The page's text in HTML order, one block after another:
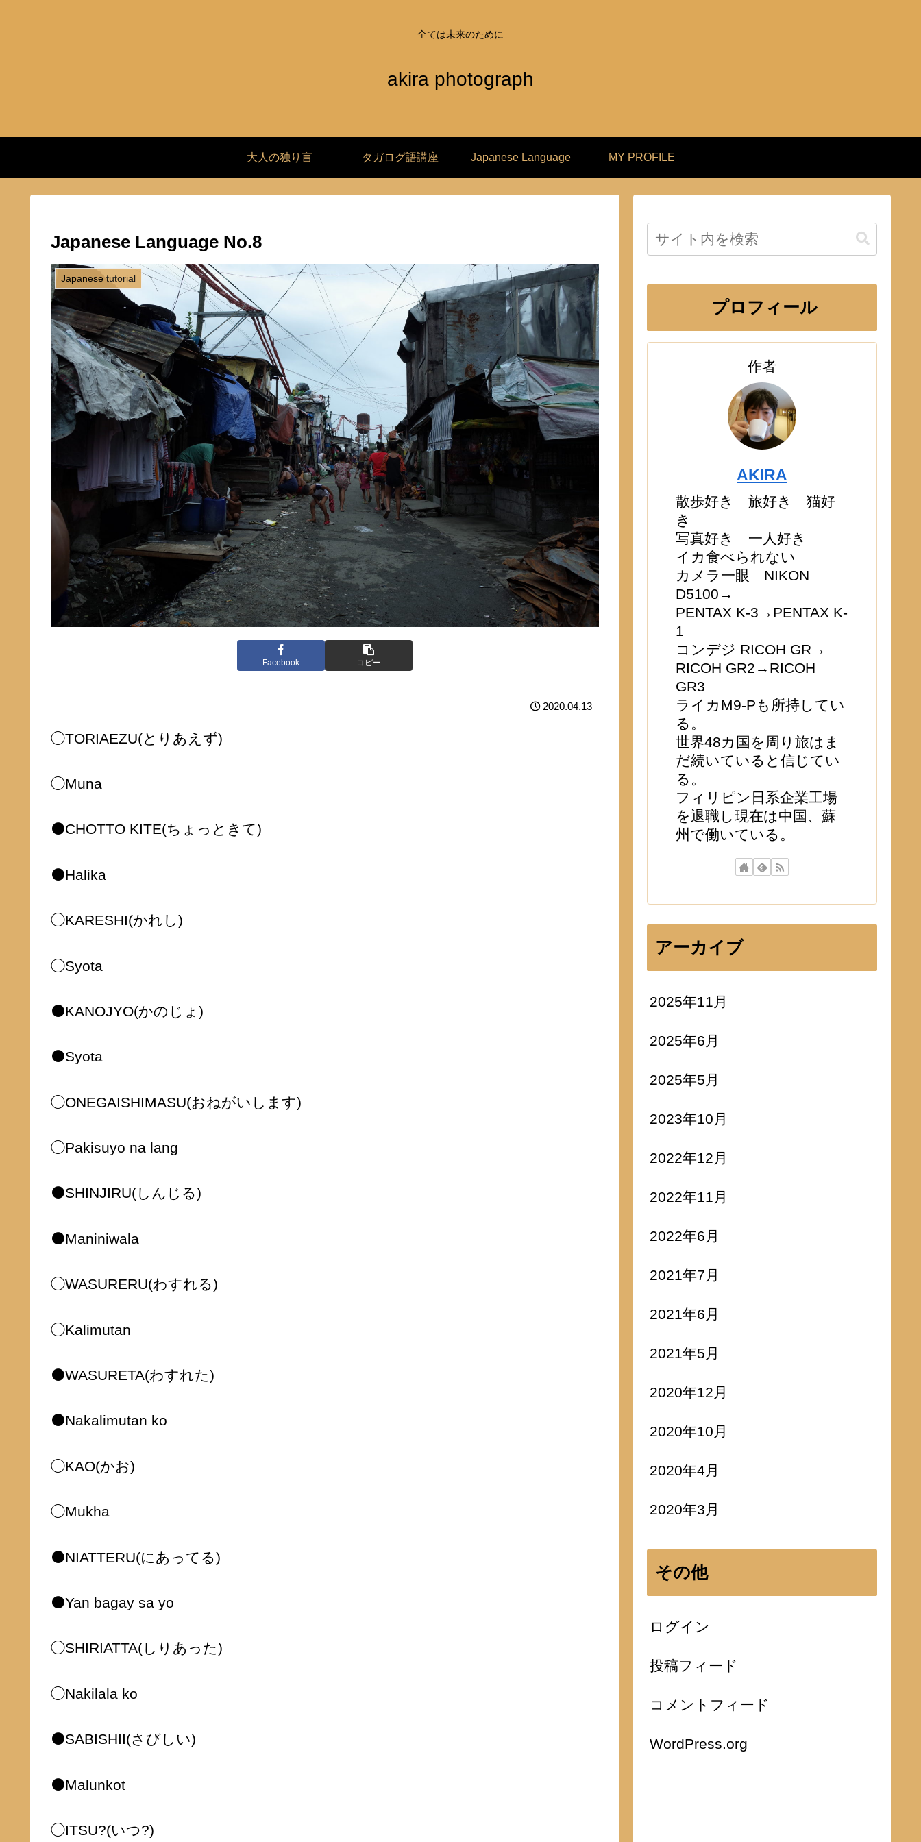
全ては未来のために
akira photograph
大人の独り言 タガログ語講座 Japanese Language MY PROFILE
Japanese Language No.8
Japanese tutorial
Facebook コピー
2020.04.13
◯TORIAEZU(とりあえず)
◯Muna
⚫️CHOTTO KITE(ちょっときて)
⚫️Halika
◯KARESHI(かれし)
◯Syota
⚫️KANOJYO(かのじょ)
⚫️Syota
◯ONEGAISHIMASU(おねがいします)
◯Pakisuyo na lang
⚫️SHINJIRU(しんじる)
⚫️Maniniwala
◯WASURERU(わすれる)
◯Kalimutan
⚫️WASURETA(わすれた)
⚫️Nakalimutan ko
◯KAO(かお)
◯Mukha
⚫️NIATTERU(にあってる)
⚫️Yan bagay sa yo
◯SHIRIATTA(しりあった)
◯Nakilala ko
⚫️SABISHII(さびしい)
⚫️Malunkot
◯ITSU?(いつ?)
プロフィール
作者
AKIRA
散歩好き 旅好き 猫好
き
写真好き 一人好き
イカ食べられない
カメラ一眼 NIKON
D5100→
PENTAX K-3→PENTAX K-
1
コンデジ RICOH GR→
RICOH GR2→RICOH
GR3
ライカM9-Pも所持してい
る。
世界48カ国を周り旅はま
だ続いていると信じてい
る。
フィリピン日系企業工場
を退職し現在は中国、蘇
州で働いている。
アーカイブ
2025年11月
2025年6月
2025年5月
2023年10月
2022年12月
2022年11月
2022年6月
2021年7月
2021年6月
2021年5月
2020年12月
2020年10月
2020年4月
2020年3月
その他
ログイン
投稿フィード
コメントフィード
WordPress.org